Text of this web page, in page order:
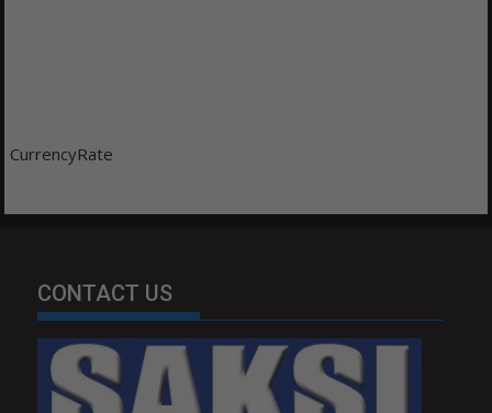
CurrencyRate
CONTACT US